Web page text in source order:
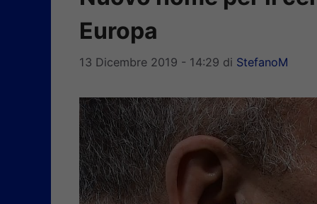
Europa
13 Dicembre 2019 - 14:29 di StefanoM